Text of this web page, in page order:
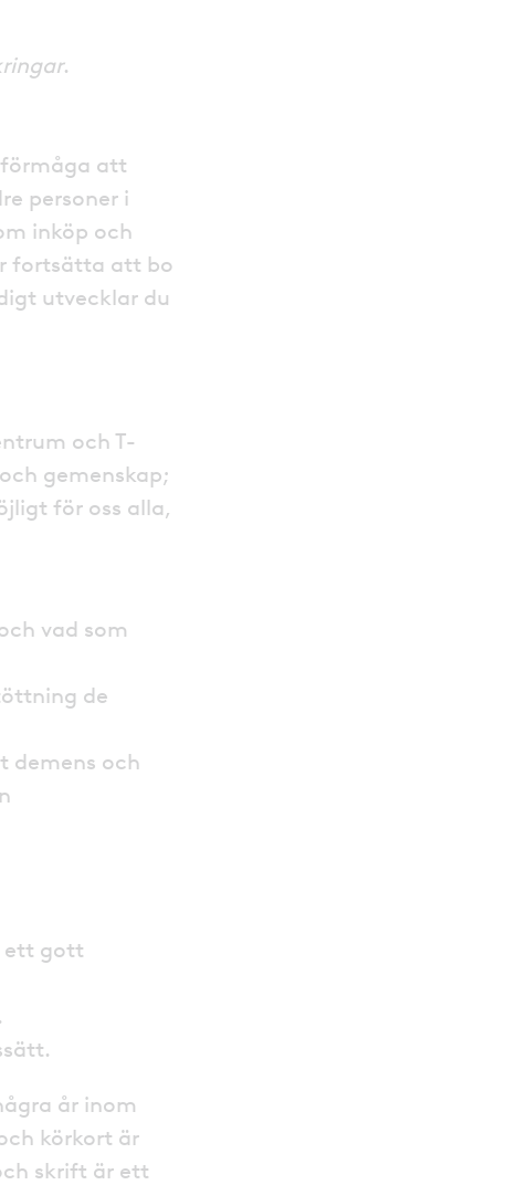
.
att
personer i
inköp och
fortsätta att bo
utvecklar du
och T-
gemenskap;
för oss alla,
vad som
de
demens och
ett gott
år inom
körkort är
skrift är ett